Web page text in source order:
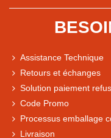
Assistance Technique
Retours et échanges
Solution paiement
Code Promo
Processus emballage
Livraison